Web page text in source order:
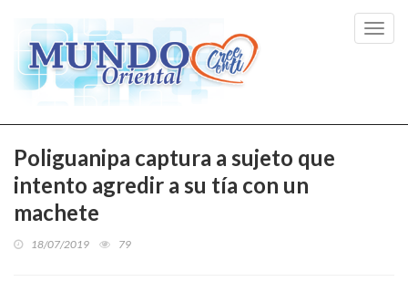
Poliguanipa captura a sujeto que
intento agredir a su tía con un
machete
18/07/2019 79